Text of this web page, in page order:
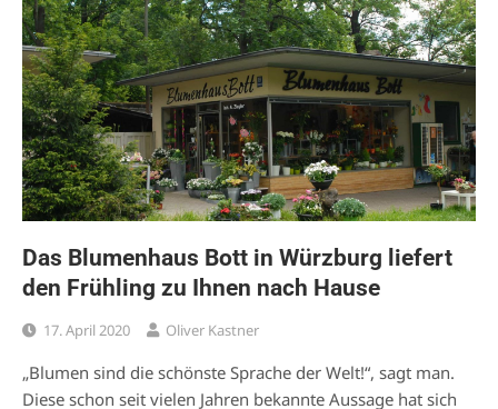
Das Blumenhaus Bott in Würzburg liefert
den Frühling zu Ihnen nach Hause
17. April 2020 Oliver Kastner
„Blumen sind die schönste Sprache der Welt!“, sagt man.
Diese schon seit vielen Jahren bekannte Aussage hat sich